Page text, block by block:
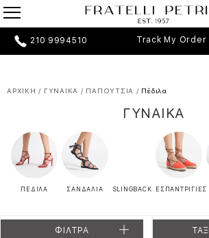
210 9994510 Track My Order
ΑΡΧΙΚΗ / ΓΥΝΑΙΚΑ / ΠΑΠΟΥΤΣΙΑ / Πέδιλα
ΓΥΝΑΙΚΑ
ΠΕΔΙΛΑ ΣΑΝΔΑΛΙΑ SLINGBACK ΕΣΠΑΝΤΡΙΓΙΕΣ
ΦΙΛΤΡΑ